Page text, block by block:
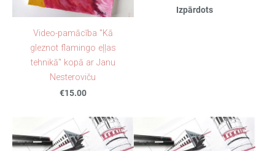
Video-pamācība "Kā
gleznot flamingo eļļas
tehnikā" kopā ar Janu
Nesteroviču
€15.00
Izpārdots